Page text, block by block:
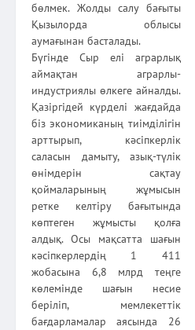
бөлмек. Жолды салу бағыты
Қызылорда облысы
аумағынан басталады.
Бүгінде Сыр елі аграрлық
аймақтан аграрлы-
индустриялы өлкеге айналды.
Қазіргідей күрделі жағдайда
біз экономиканың тиімділігін
арттырып, кәсіпкерлік
саласын дамыту, азық-түлік
өнімдерін сақтау
қоймаларының жұмысын
ретке келтіру бағытында
көптеген жұмысты қолға
алдық. Осы мақсатта шағын
кәсіпкерлердің 1 411
жобасына 6,8 млрд теңге
көлемінде шағын несие
беріліп, мемлекеттік
бағдарламалар аясында 26